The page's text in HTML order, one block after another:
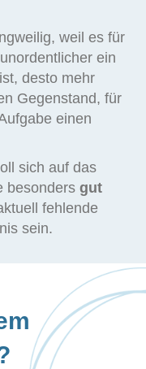
weil es für
ein
ist, desto mehr
Gegenstand, für
einen
sich auf das
besonders gut
fehlende
sein.